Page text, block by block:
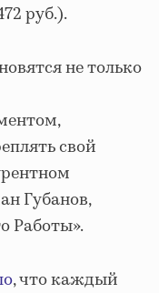
руб.).
не только
свой
Губанов,
Работы».
, что каждый